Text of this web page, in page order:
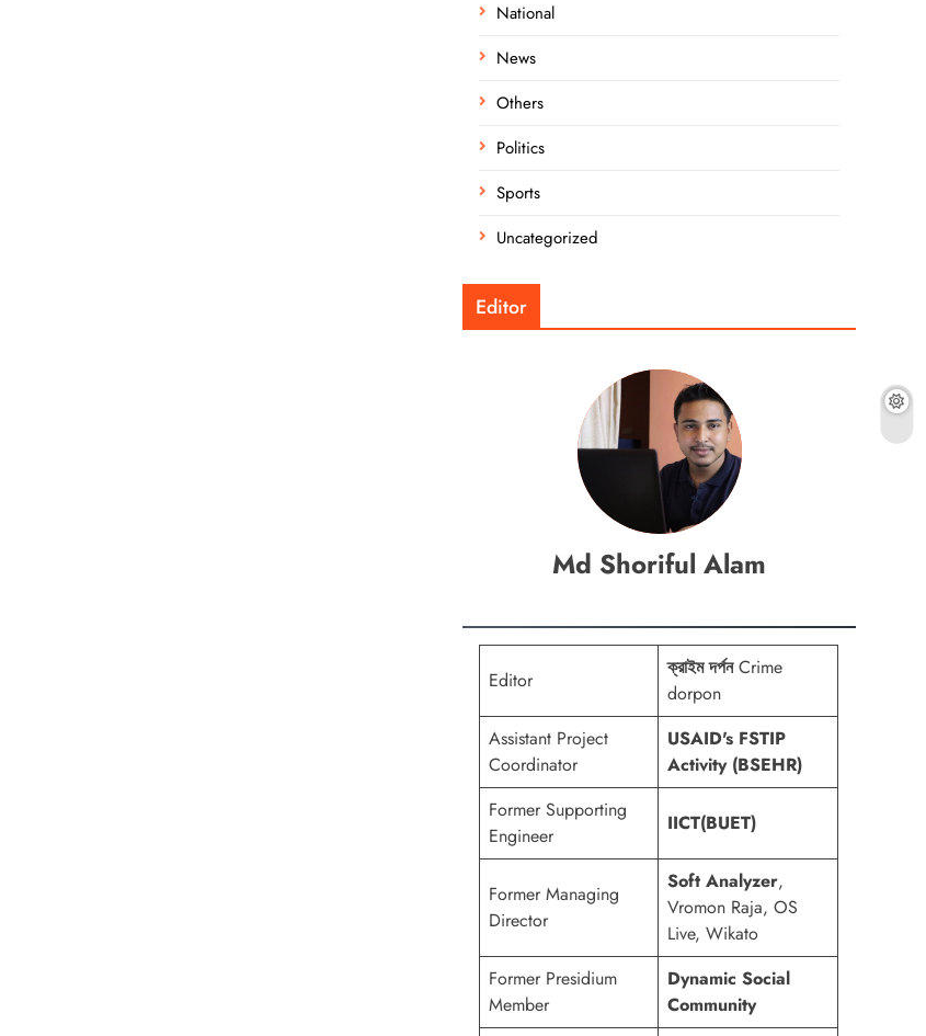
National
News
Others
Politics
Sports
Uncategorized
Editor
Md Shoriful Alam
Editor
ক্রাইম দর্পনCrime
dorpon
Assistant Project
Coordinator
USAID's FSTIP
Activity (BSEHR)
Former Supporting
Engineer
IICT(BUET)
Former Managing
Director
Soft Analyzer,
Vromon Raja, OS
Live, Wikato
Former Presidium
Member
Dynamic Social
Community